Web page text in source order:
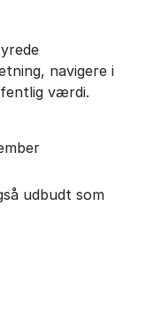
navigere i
værdi.
udbudt som